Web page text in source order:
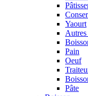
Yaourt
Pain
Oeuf
Pâte